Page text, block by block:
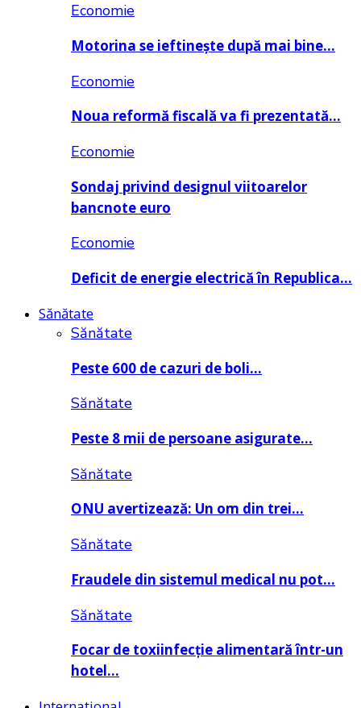
Economie
Motorina se ieftinește după mai bine…
Economie
Noua reformă fiscală va fi prezentată…
Economie
Sondaj privind designul viitoarelor
bancnote euro
Economie
Deficit de energie electrică în Republica…
Sănătate
Sănătate
Peste 600 de cazuri de boli…
Sănătate
Peste 8 mii de persoane asigurate…
Sănătate
ONU avertizează: Un om din trei…
Sănătate
Fraudele din sistemul medical nu pot…
Sănătate
Focar de toxiinfecție alimentară într-un
hotel…